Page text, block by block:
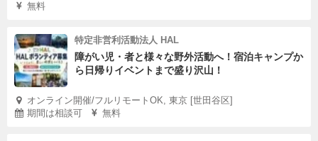
無料
特定非営利活動法人 HAL
障がい児・者と様々な野外活動へ！宿泊キャンプか
ら日帰りイベントまで盛り沢山！
オンライン開催/フルリモートOK, 東京 [世田谷区]
期間は相談可
無料